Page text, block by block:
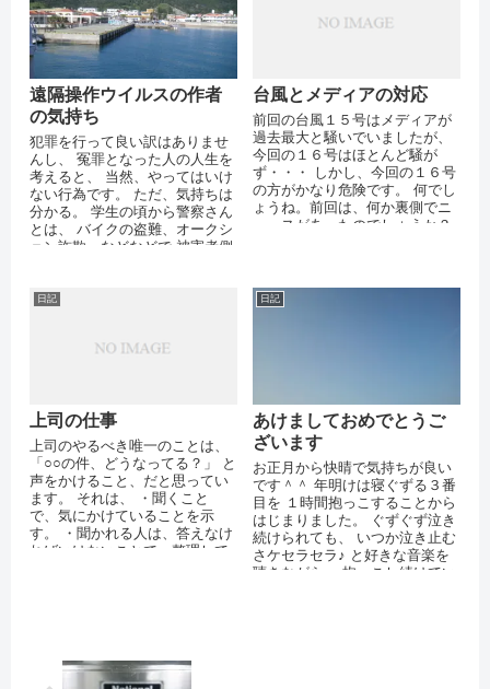
遠隔操作ウイルスの作者
の気持ち
犯罪を行って良い訳はありませ
んし、 冤罪となった人の人生を
考えると、 当然、やってはいけ
ない行為です。 ただ、気持ちは
分かる。 学生の頃から警察さん
とは、 バイクの盗難、オークシ
ョン詐欺、などなどで 被害者側
台風とメディアの対応
前回の台風１５号はメディアが
過去最大と騒いでいましたが、
今回の１６号はほとんど騒が
ず・・・ しかし、今回の１６号
の方がかなり危険です。 何でし
ょうね。前回は、何か裏側でニ
ュースがあったのでしょうか？
日記
上司の仕事
上司のやるべき唯一のことは、
「○○の件、どうなってる？」 と
声をかけること、だと思ってい
ます。 それは、 ・聞くこと
で、気にかけていることを示
す。 ・聞かれる人は、答えなけ
ればいけないことで、整理して
日記
あけましておめでとうご
ざいます
お正月から快晴で気持ちが良い
です＾＾ 年明けは寝ぐずる３番
目を １時間抱っこすることから
はじまりました。 ぐずぐず泣き
続けられても、 いつか泣き止む
さケセラセラ♪ と好きな音楽を
聴きながら、 抱っこし続けてい